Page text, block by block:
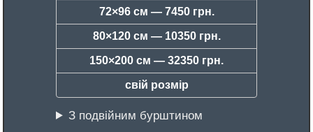
72×96 см — 7450 грн.
80×120 см — 10350 грн.
150×200 см — 32350 грн.
свій розмір
З подвійним бурштином